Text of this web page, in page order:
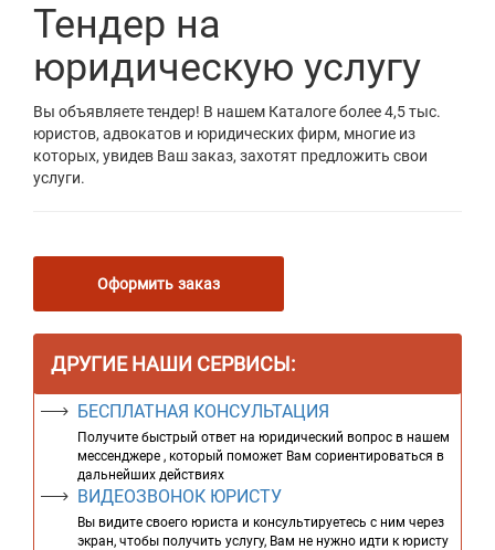
Тендер на
юридическую услугу
Вы объявляете тендер! В нашем Каталоге более 4,5 тыс.
юристов, адвокатов и юридических фирм, многие из
которых, увидев Ваш заказ, захотят предложить свои
услуги.
Оформить заказ
ДРУГИЕ НАШИ СЕРВИСЫ:
БЕСПЛАТНАЯ КОНСУЛЬТАЦИЯ
Получите быстрый ответ на юридический вопрос в нашем
мессенджере , который поможет Вам сориентироваться в
дальнейших действиях
ВИДЕОЗВОНОК ЮРИСТУ
Вы видите своего юриста и консультируетесь с ним через
экран, чтобы получить услугу, Вам не нужно идти к юристу